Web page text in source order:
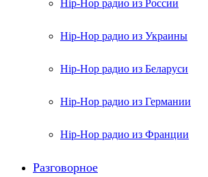
Hip-Hop радио из России
Hip-Hop радио из Украины
Hip-Hop радио из Беларуси
Hip-Hop радио из Германии
Hip-Hop радио из Франции
Разговорное